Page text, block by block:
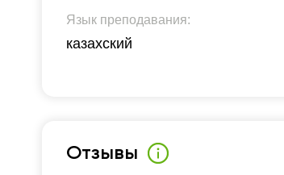
Язык преподавания:
казахский
Отзывы